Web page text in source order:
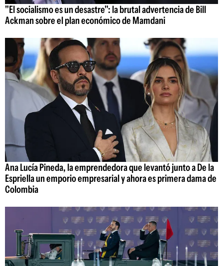
"El socialismo es un desastre": la brutal advertencia de Bill
Ackman sobre el plan económico de Mamdani
Ana Lucía Pineda, la emprendedora que levantó junto a De la
Espriella un emporio empresarial y ahora es primera dama de
Colombia